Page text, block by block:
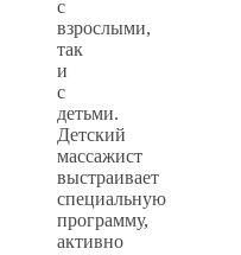
с
взрослыми,
так
и
с
детьми.
Детский
массажист
выстраивает
специальную
программу,
активно